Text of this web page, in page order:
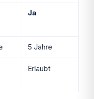
Ja
5 Jahre
Erlaubt